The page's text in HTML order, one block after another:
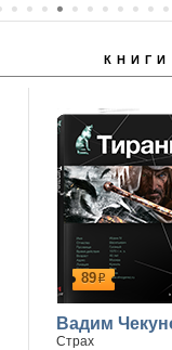
КНИГИ
89р
Вадим
Страх